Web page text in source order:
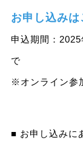
お申し込みは
申込期間：
で
※オンライン参
■ お申し込みに